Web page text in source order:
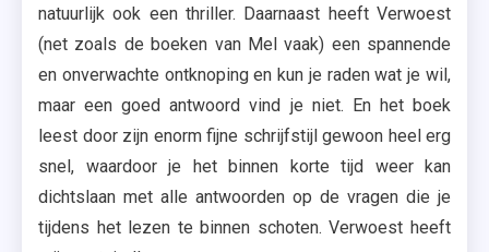
natuurlijk ook een thriller. Daarnaast heeft Verwoest
(net zoals de boeken van Mel vaak) een spannende
en onverwachte ontknoping en kun je raden wat je wil,
maar een goed antwoord vind je niet. En het boek
leest door zijn enorm fijne schrijfstijl gewoon heel erg
snel, waardoor je het binnen korte tijd weer kan
dichtslaan met alle antwoorden op de vragen die je
tijdens het lezen te binnen schoten. Verwoest heeft